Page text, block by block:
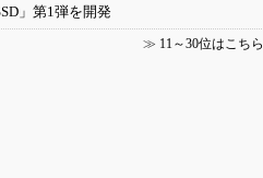
」第1弾を開発
≫ 11～30位はこちら